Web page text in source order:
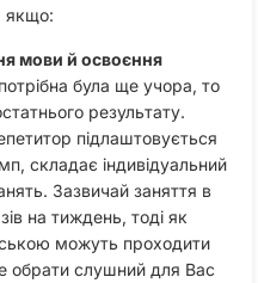
якщо:
мови й освоєння
була ще учора, то
результату.
підлаштовується
складає індивідуальний
Зазвичай заняття в
на тиждень, тоді як
можуть проходити
обрати слушний для Вас